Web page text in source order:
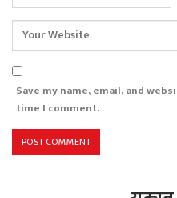
Save my name, email, and
time I comment.